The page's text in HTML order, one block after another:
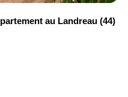
au Landreau (44)